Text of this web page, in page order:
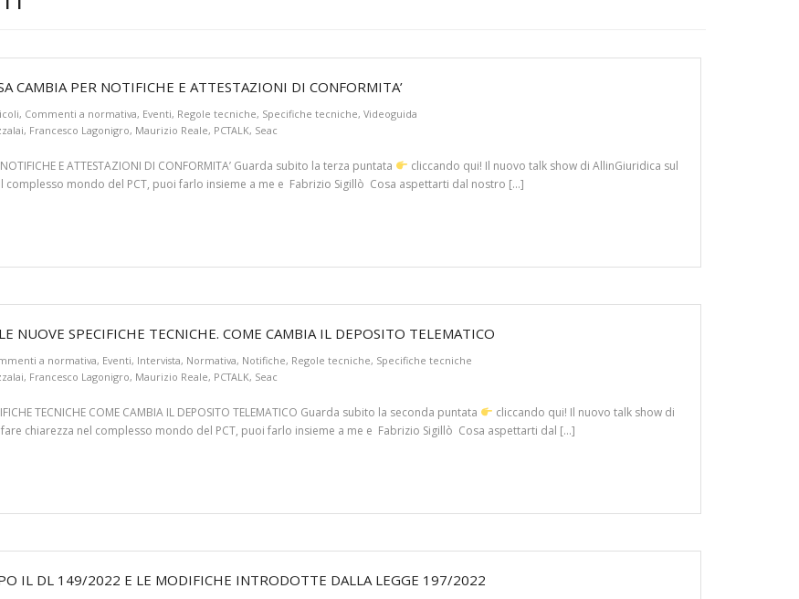
CAMBIA PER NOTIFICHE E ATTESTAZIONI DI CONFORMITA’
, Commenti a normativa, Eventi, Regole tecniche, Specifiche tecniche, Videoguida
, Francesco Lagonigro, Maurizio Reale, PCTALK, Seac
NOTIFICHE E ATTESTAZIONI DI CONFORMITA’ Guarda subito la terza puntata
cliccando qui! Il nuovo talk show di AllinGiuridica sul
complesso mondo del PCT, puoi farlo insieme a me e Fabrizio Sigillò Cosa aspettarti dal nostro […]
NUOVE SPECIFICHE TECNICHE. COME CAMBIA IL DEPOSITO TELEMATICO
a normativa, Eventi, Intervista, Normativa, Notifiche, Regole tecniche, Specifiche tecniche
, Francesco Lagonigro, Maurizio Reale, PCTALK, Seac
TECNICHE COME CAMBIA IL DEPOSITO TELEMATICO Guarda subito la seconda puntata
cliccando qui! Il nuovo talk show di
chiarezza nel complesso mondo del PCT, puoi farlo insieme a me e Fabrizio Sigillò Cosa aspettarti dal […]
IL DL 149/2022 E LE MODIFICHE INTRODOTTE DALLA LEGGE 197/2022